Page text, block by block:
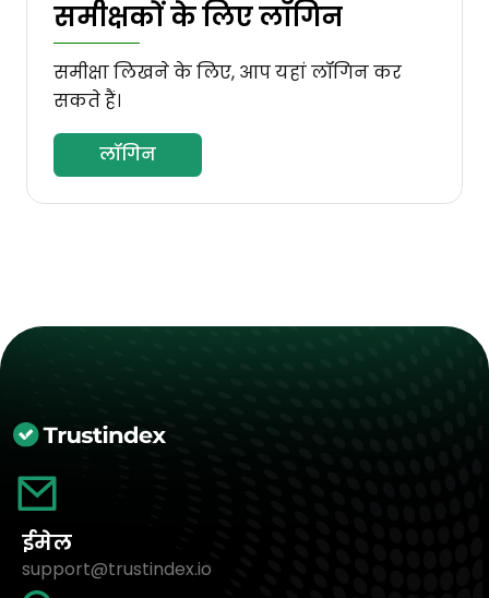
समीक्षकों के लिए लॉगिन
समीक्षा लिखने के लिए, आप यहां लॉगिन कर
सकते हैं।
लॉगिन
ईमेल
support@trustindex.io